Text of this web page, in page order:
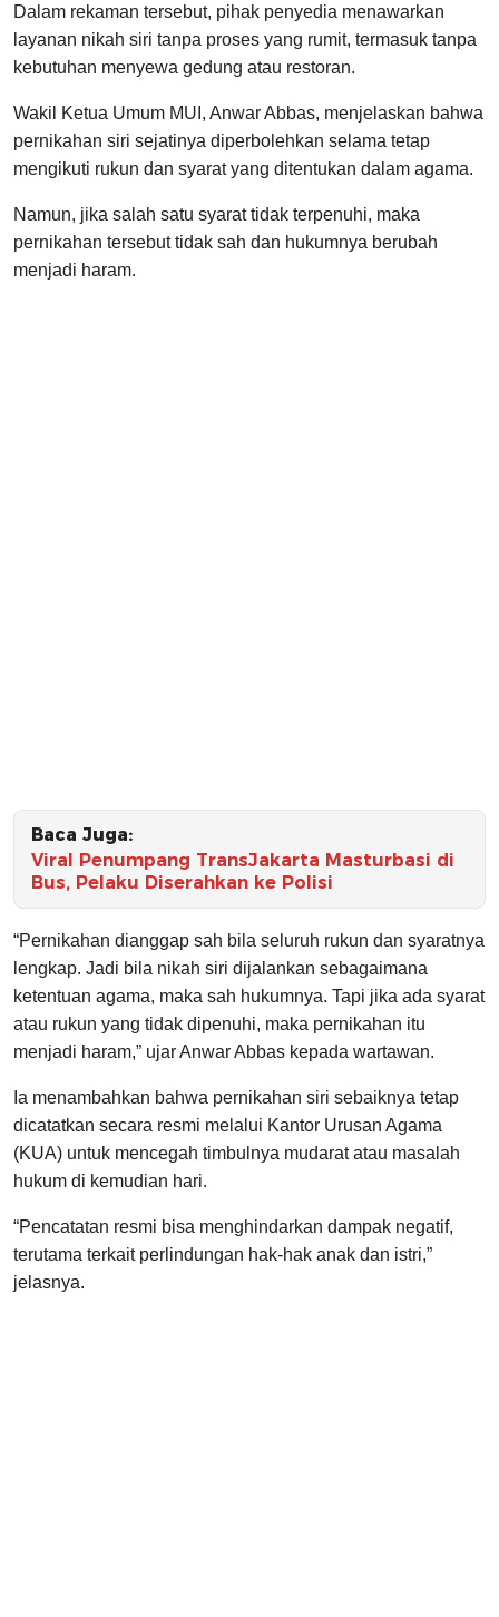
Dalam rekaman tersebut, pihak penyedia menawarkan
layanan nikah siri tanpa proses yang rumit, termasuk tanpa
kebutuhan menyewa gedung atau restoran.
Wakil Ketua Umum MUI, Anwar Abbas, menjelaskan bahwa
pernikahan siri sejatinya diperbolehkan selama tetap
mengikuti rukun dan syarat yang ditentukan dalam agama.
Namun, jika salah satu syarat tidak terpenuhi, maka
pernikahan tersebut tidak sah dan hukumnya berubah
menjadi haram.
Baca Juga:
Viral Penumpang TransJakarta Masturbasi di
Bus, Pelaku Diserahkan ke Polisi
“Pernikahan dianggap sah bila seluruh rukun dan syaratnya
lengkap. Jadi bila nikah siri dijalankan sebagaimana
ketentuan agama, maka sah hukumnya. Tapi jika ada syarat
atau rukun yang tidak dipenuhi, maka pernikahan itu
menjadi haram,” ujar Anwar Abbas kepada wartawan.
Ia menambahkan bahwa pernikahan siri sebaiknya tetap
dicatatkan secara resmi melalui Kantor Urusan Agama
(KUA) untuk mencegah timbulnya mudarat atau masalah
hukum di kemudian hari.
“Pencatatan resmi bisa menghindarkan dampak negatif,
terutama terkait perlindungan hak-hak anak dan istri,”
jelasnya.